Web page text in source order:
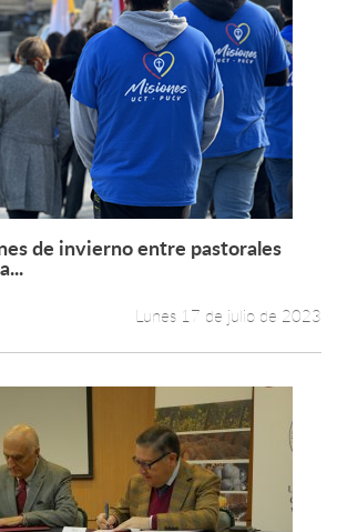
Leer más +
de invierno entre pastorales
Lunes 17 de julio de 2023